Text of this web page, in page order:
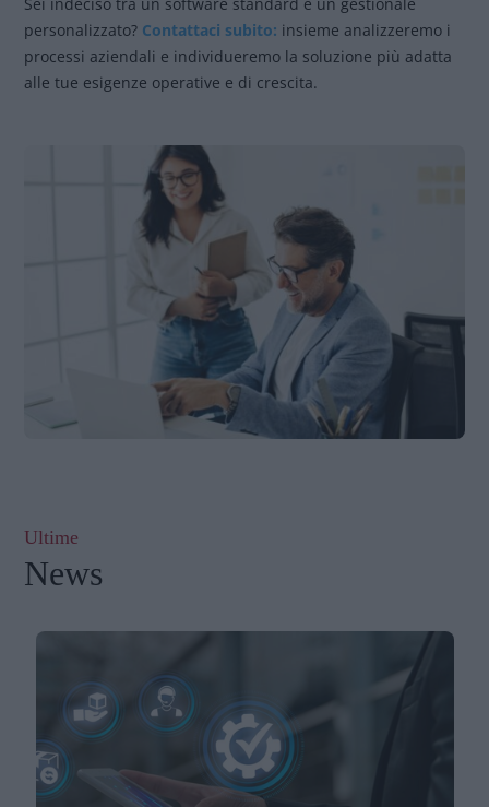
personalizzato? Contattaci subito: insieme analizzeremo i
processi aziendali e individueremo la soluzione più adatta
alle tue esigenze operative e di crescita.
Ultime
News